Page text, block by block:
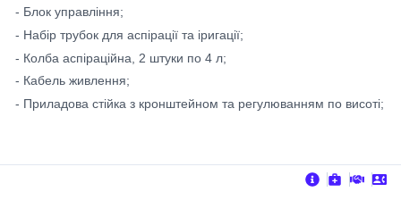
- Блок управління;
- Набір трубок для аспірації та іригації;
- Колба аспіраційна, 2 штуки по 4 л;
- Кабель живлення;
- Приладова стійка з кронштейном та регулюванням по висоті;